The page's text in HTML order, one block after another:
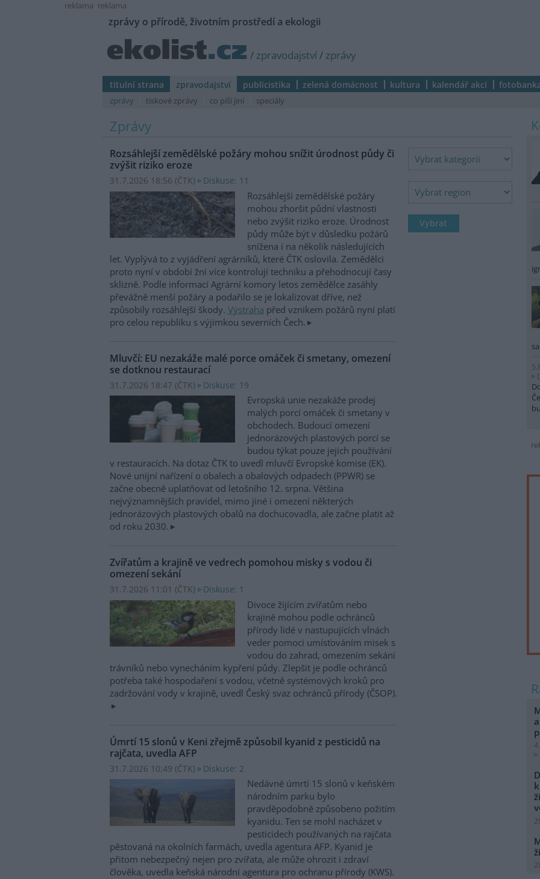
reklama reklama
zprávy o přírodě, životním prostředí a ekologii
/ zpravodajství/ zprávy
titulní strana zpravodajství publicistika zelená domácnost kultura kalendář akcí
zprávy tiskové zprávy co píší jiní speciály
Zprávy
Rozsáhlejší zemědělské požáry mohou snížit úrodnost půdy či
zvýšit riziko eroze
31.7.2026 18:56 (ČTK) Diskuse: 11
Rozsáhlejší zemědělské požáry
mohou zhoršit půdní vlastnosti
nebo zvýšit riziko eroze. Úrodnost
půdy může být v důsledku požárů
snížena i na několik následujících
let. Vyplývá to z vyjádření agrárníků, které ČTK oslovila. Zemědělci
proto nyní v období žní více kontrolují techniku a přehodnocují časy
sklizně. Podle informací Agrární komory letos zemědělce zasáhly
převážně menší požáry a podařilo se je lokalizovat dříve, než
způsobily rozsáhlejší škody. Výstraha před vznikem požárů nyní platí
pro celou republiku s výjimkou severních Čech.
Mluvčí: EU nezakáže malé porce omáček či smetany, omezení
se dotknou restaurací
31.7.2026 18:47 (ČTK) Diskuse: 19
Evropská unie nezakáže prodej
malých porcí omáček či smetany v
obchodech. Budoucí omezení
jednorázových plastových porcí se
budou týkat pouze jejich používání
v restauracích. Na dotaz ČTK to uvedl mluvčí Evropské komise (EK).
Nové unijní nařízení o obalech a obalových odpadech (PPWR) se
začne obecně uplatňovat od letošního 12. srpna. Většina
nejvýznamnějších pravidel, mimo jiné i omezení některých
jednorázových plastových obalů na dochucovadla, ale začne platit až
od roku 2030.
Zvířatům a krajině ve vedrech pomohou misky s vodou či
omezení sekání
31.7.2026 11:01 (ČTK) Diskuse: 1
Divoce žijícím zvířatům nebo
krajině mohou podle ochránců
přírody lidé v nastupujících vlnách
veder pomoci umísťováním misek s
vodou do zahrad, omezením sekání
trávníků nebo vynecháním kypření půdy. Zlepšit je podle ochránců
potřeba také hospodaření s vodou, včetně systémových kroků pro
zadržování vody v krajině, uvedl Český svaz ochránců přírody (ČSOP).
Úmrtí 15 slonů v Keni zřejmě způsobil kyanid z pesticidů na
rajčata, uvedla AFP
31.7.2026 10:49 (ČTK) Diskuse: 2
Nedávné úmrtí 15 slonů v keňském
národním parku bylo
pravděpodobně způsobeno požitím
kyanidu. Ten se mohl nacházet v
pesticidech používaných na rajčata
pěstovaná na okolních farmách, uvedla agentura AFP. Kyanid je
přitom nebezpečný nejen pro zvířata, ale může ohrozit i zdraví
člověka, uvedla keňská národní agentura pro ochranu přírody (KWS).